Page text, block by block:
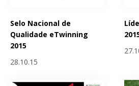
Selo Nacional de
Qualidade eTwinning
2015
28.10.15